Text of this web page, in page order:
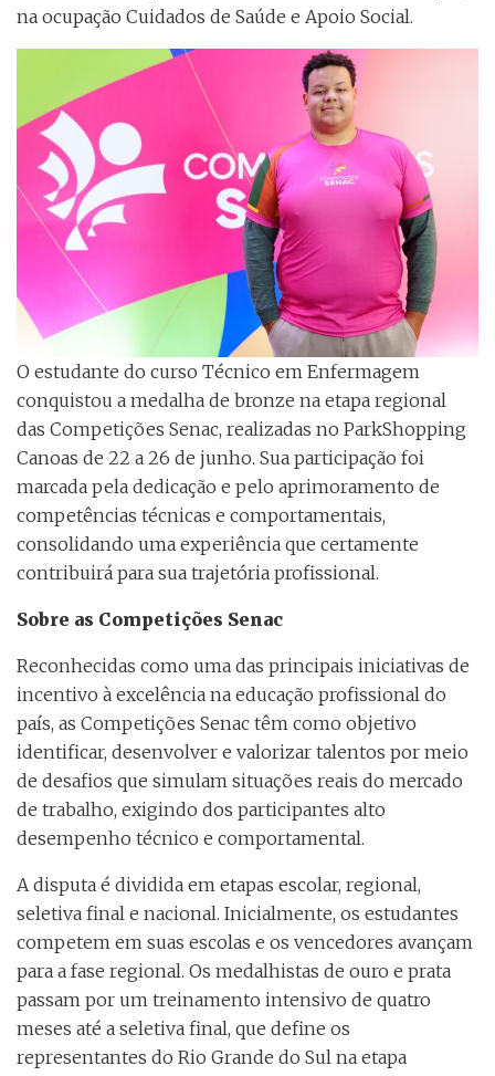
na ocupação Cuidados de Saúde e Apoio Social.
O estudante do curso Técnico em Enfermagem
conquistou a medalha de bronze na etapa regional
das Competições Senac, realizadas no ParkShopping
Canoas de 22 a 26 de junho. Sua participação foi
marcada pela dedicação e pelo aprimoramento de
competências técnicas e comportamentais,
consolidando uma experiência que certamente
contribuirá para sua trajetória profissional.
Sobre as Competições Senac
Reconhecidas como uma das principais iniciativas de
incentivo à excelência na educação profissional do
país, as Competições Senac têm como objetivo
identificar, desenvolver e valorizar talentos por meio
de desafios que simulam situações reais do mercado
de trabalho, exigindo dos participantes alto
desempenho técnico e comportamental.
A disputa é dividida em etapas escolar, regional,
seletiva final e nacional. Inicialmente, os estudantes
competem em suas escolas e os vencedores avançam
para a fase regional. Os medalhistas de ouro e prata
passam por um treinamento intensivo de quatro
meses até a seletiva final, que define os
representantes do Rio Grande do Sul na etapa